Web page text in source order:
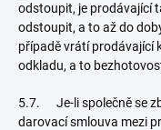
odstoupit, je prodávající
odstoupit, a to až do
případě vrátí prodávající
odkladu, a to
5.7. Je-li společně se
darovací smlouva mezi